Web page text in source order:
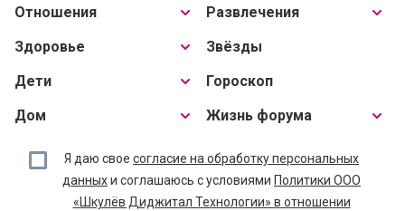
Отношения
Здоровье
Дети
Дом
Развлечения
Звёзды
Гороскоп
Жизнь форума
Я даю свое согласие на обработку персональных
данныхи соглашаюсь с условиями Политики ООО
«Шкулёв Диджитал Технологии» в отношении